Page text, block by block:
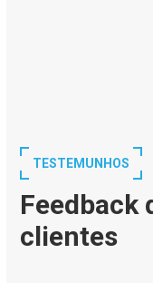
TESTEMUNHOS
Feedback
clientes